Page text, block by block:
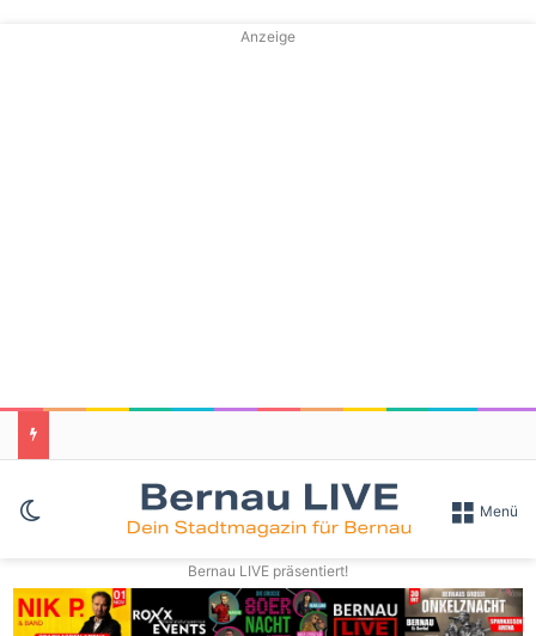
Anzeige
Skin umschalten Menü
Bernau LIVE präsentiert!